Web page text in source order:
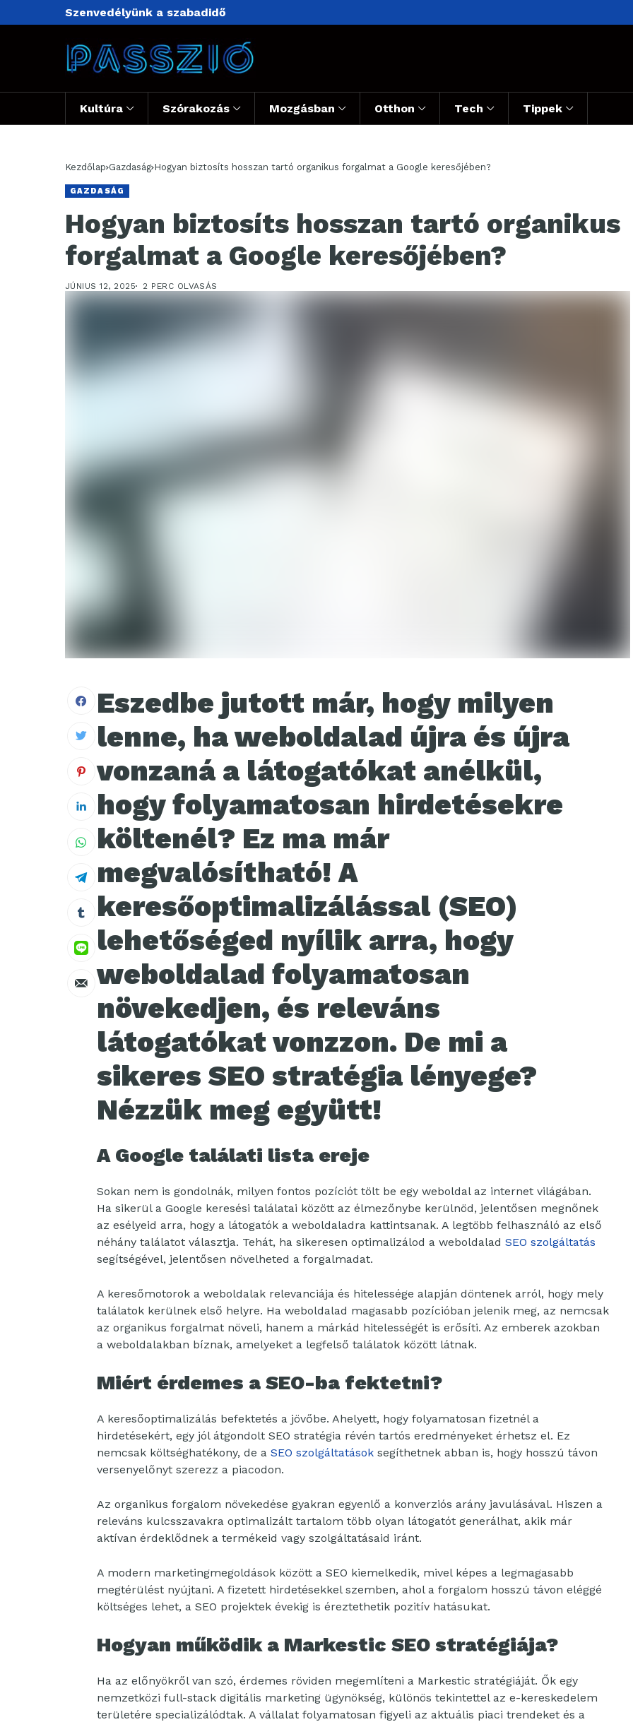
Szenvedélyünk a szabadidő
Kultúra Szórakozás Mozgásban Otthon Tech Tippek
Kezdőlap Gazdaság Hogyan biztosíts hosszan tartó organikus forgalmat a Google keresőjében?
GAZDASÁG
Hogyan biztosíts hosszan tartó organikus
forgalmat a Google keresőjében?
JÚNIUS 12, 2025 2 PERC OLVASÁS
Eszedbe jutott már, hogy milyen
lenne, ha weboldalad újra és újra
vonzaná a látogatókat anélkül,
hogy folyamatosan hirdetésekre
költenél? Ez ma már
megvalósítható! A
keresőoptimalizálással (SEO)
lehetőséged nyílik arra, hogy
weboldalad folyamatosan
növekedjen, és releváns
látogatókat vonzzon. De mi a
sikeres SEO stratégia lényege?
Nézzük meg együtt!
A Google találati lista ereje
Sokan nem is gondolnák, milyen fontos pozíciót tölt be egy weboldal az internet világában.
Ha sikerül a Google keresési találatai között az élmezőnybe kerülnöd, jelentősen megnőnek
az esélyeid arra, hogy a látogatók a weboldaladra kattintsanak. A legtöbb felhasználó az első
néhány találatot választja. Tehát, ha sikeresen optimalizálod a weboldalad SEO szolgáltatás
segítségével, jelentősen növelheted a forgalmadat.
A keresőmotorok a weboldalak relevanciája és hitelessége alapján döntenek arról, hogy mely
találatok kerülnek első helyre. Ha weboldalad magasabb pozícióban jelenik meg, az nemcsak
az organikus forgalmat növeli, hanem a márkád hitelességét is erősíti. Az emberek azokban
a weboldalakban bíznak, amelyeket a legfelső találatok között látnak.
Miért érdemes a SEO-ba fektetni?
A keresőoptimalizálás befektetés a jövőbe. Ahelyett, hogy folyamatosan fizetnél a
hirdetésekért, egy jól átgondolt SEO stratégia révén tartós eredményeket érhetsz el. Ez
nemcsak költséghatékony, de a SEO szolgáltatások segíthetnek abban is, hogy hosszú távon
versenyelőnyt szerezz a piacodon.
Az organikus forgalom növekedése gyakran egyenlő a konverziós arány javulásával. Hiszen a
releváns kulcsszavakra optimalizált tartalom több olyan látogatót generálhat, akik már
aktívan érdeklődnek a termékeid vagy szolgáltatásaid iránt.
A modern marketingmegoldások között a SEO kiemelkedik, mivel képes a legmagasabb
megtérülést nyújtani. A fizetett hirdetésekkel szemben, ahol a forgalom hosszú távon eléggé
költséges lehet, a SEO projektek évekig is éreztethetik pozitív hatásukat.
Hogyan működik a Markestic SEO stratégiája?
Ha az előnyökről van szó, érdemes röviden megemlíteni a Markestic stratégiáját. Ők egy
nemzetközi full-stack digitális marketing ügynökség, különös tekintettel az e-kereskedelem
területére specializálódtak. A vállalat folyamatosan figyeli az aktuális piaci trendeket és a